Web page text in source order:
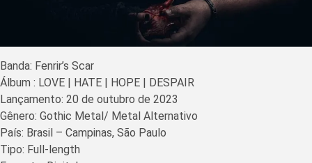
Banda: Fenrir’s Scar
Álbum : LOVE | HATE | HOPE | DESPAIR
Lançamento: 20 de outubro de 2023
Gênero: Gothic Metal/ Metal Alternativo
País: Brasil – Campinas, São Paulo
Tipo: Full-length